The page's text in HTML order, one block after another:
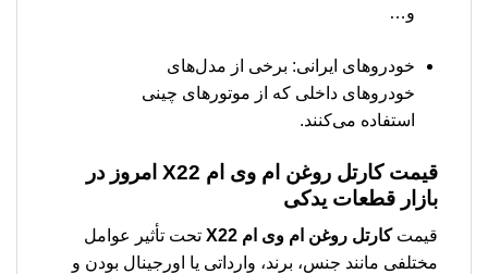
و…
خودروهای ایرانی: برخی از مدل‌های
خودروهای داخلی که از موتورهای چینی
استفاده می‌کنند.
قیمتكارتل روغن ام وی ام X22
امروز در
بازار قطعات یدکی
قیمتكارتل روغن ام وی ام X22
تحت تأثیر عوامل
مختلفی مانند جنس، برند، وارداتی یا اورجینال بودن و